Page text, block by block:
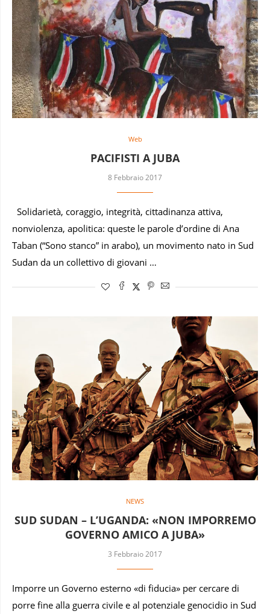
Web
PACIFISTI A JUBA
8 Febbraio 2017
Solidarietà, coraggio, integrità, cittadinanza attiva,
nonviolenza, apolitica: queste le parole d’ordine di Ana
Taban (“Sono stanco” in arabo), un movimento nato in Sud
Sudan da un collettivo di giovani …
NEWS
SUD SUDAN – L’UGANDA: «NON IMPORREMO
GOVERNO AMICO A JUBA»
3 Febbraio 2017
Imporre un Governo esterno «di fiducia» per cercare di
porre fine alla guerra civile e al potenziale genocidio in Sud